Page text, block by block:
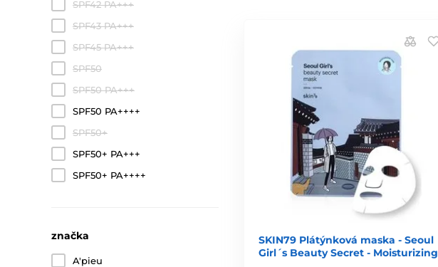
SPF42 PA+++
SPF43 PA+++
SPF45 PA+++
SPF50
SPF50 PA+++
SPF50 PA++++
SPF50+
SPF50+ PA+++
SPF50+ PA++++
značka
A'pieu
SKIN79 Plátýnková maska - Seoul
Girl´s Beauty Secret - Moisturizing